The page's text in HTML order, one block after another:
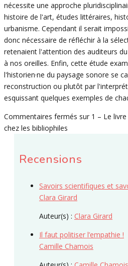
nécessite une approche
histoire de l'art, études littéraires,
urbanisme. Cependant il serait
donc nécessaire de réfléchir à la
retenaient l'attention des auditeurs
à nos oreilles. Enfin, cette étude
l'historien·ne du paysage sonore se
reconstruction ou plutôt par
esquissant quelques exemples de
Commentaires fermés sur 1 – Le
chez les bibliophiles
Recensions
Savoirs scientifiques et
Clara Girard
Auteur(s) : Clara Girard
Il faut politiser l’empathie !
Camille Chamois